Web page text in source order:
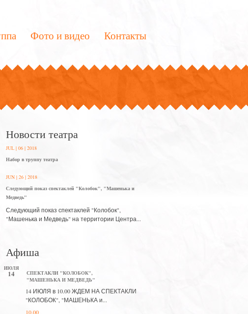
Фото и видео Контакты
Новости театра
JUL | 06 | 2018
Набор в труппу театра
JUN | 26 | 2018
Следующий показ спектаклей "Колобок", "Машенька и
Медведь"
Следующий показ спектаклей "Колобок",
"Машенька и Медведь" на территории Центра...
Афиша
ИЮЛЯ
14
СПЕКТАКЛИ "КОЛОБОК",
"МАШЕНЬКА И МЕДВЕДЬ"
14 ИЮЛЯ в 10.00 ЖДЕМ НА СПЕКТАКЛИ
"КОЛОБОК", "МАШЕНЬКА и...
10.00